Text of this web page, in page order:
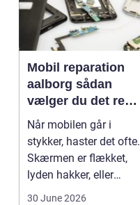
Mobil reparation
aalborg sådan
vælger du det rette
værksted
Når mobilen går i
stykker, haster det ofte.
Skærmen er flækket,
lyden hakker, eller
batteriet løber ...
30 June 2026